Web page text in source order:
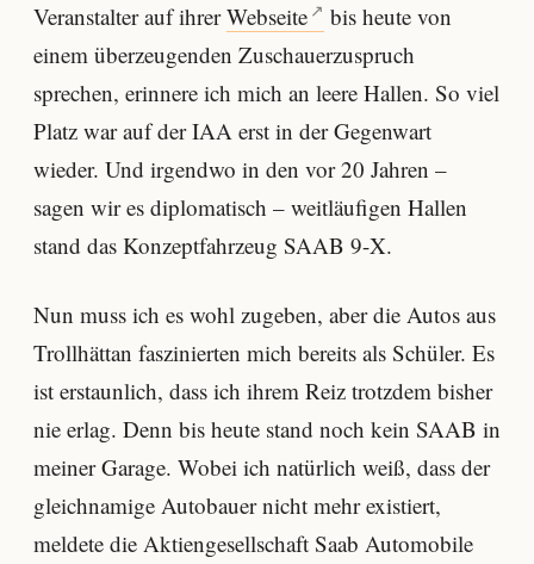
Veranstalter auf ihrerWebseite
bis heute von
einem überzeugenden Zuschauerzuspruch
sprechen, erinnere ich mich an leere Hallen. So viel
Platz war auf der IAA erst in der Gegenwart
wieder. Und irgendwo in den vor 20 Jahren –
sagen wir es diplomatisch – weitläufigen Hallen
stand das Konzeptfahrzeug SAAB 9-X.
Nun muss ich es wohl zugeben, aber die Autos aus
Trollhättan faszinierten mich bereits als Schüler. Es
ist erstaunlich, dass ich ihrem Reiz trotzdem bisher
nie erlag. Denn bis heute stand noch kein SAAB in
meiner Garage. Wobei ich natürlich weiß, dass der
gleichnamige Autobauer nicht mehr existiert,
meldete die Aktiengesellschaft Saab Automobile